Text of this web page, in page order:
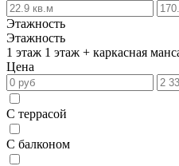
Этажность
Этажность
1 этаж 1 этаж + каркасная
Цена
С террасой
С балконом